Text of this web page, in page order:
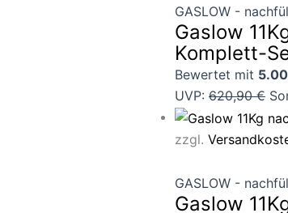
GASLOW -
Gaslow
Komplett-
Bewertet mit 5.00
UVP: 620,90€
zzgl.
GASLOW -
Gaslow